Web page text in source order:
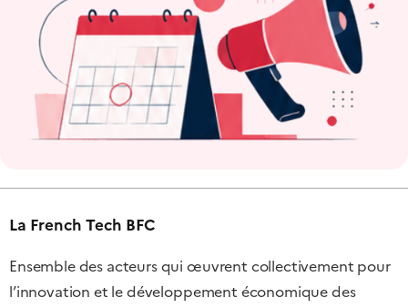
La French Tech BFC
Ensemble des acteurs qui œuvrent collectivement pour
l’innovation et le développement économique des